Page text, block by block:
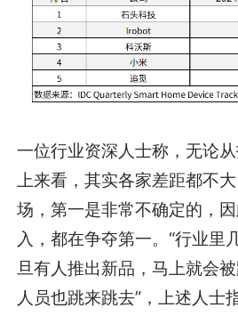
一位行业资深人士称，无论
上来看，其实各家差距都不
场，第一是非常不确定的，
入，都在争夺第一。“行业里
旦有人推出新品，马上就会
人员也跳来跳去”，上述人士